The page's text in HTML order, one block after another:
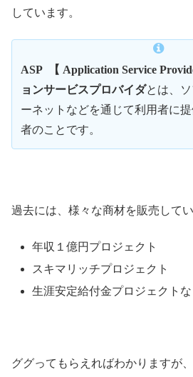
しています。
ASP 【 Application Service
ョンサービスプロバイダとは、
ーネットなどを通じて利用者に
者のことです。
過去には、様々な商材を販売してい
年収１億円プロジェクト
スキマリッチプロジェクト
生涯安定給付金プロジェクト
ググってもらえればわかりますが